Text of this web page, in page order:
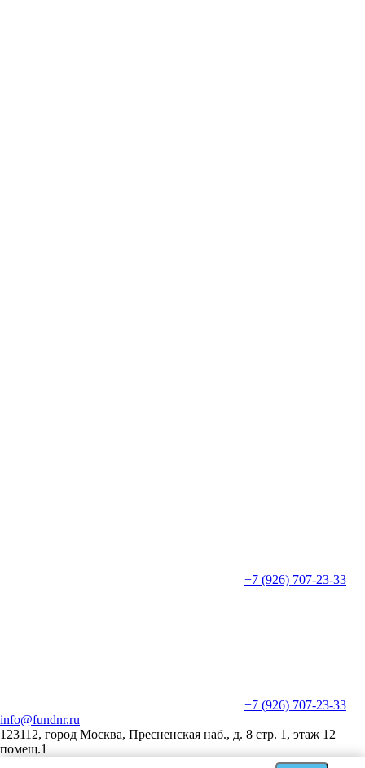
+7 (926) 707-23-33
+7 (926) 707-23-33
info@fundnr.ru
123112, город Москва, Пресненская наб., д. 8 стр. 1, этаж 12
помещ.1